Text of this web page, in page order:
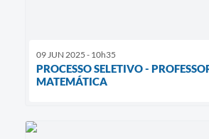
09 JUN 2025 - 10h35
PROCESSO SELETIVO -
MATEMÁTICA